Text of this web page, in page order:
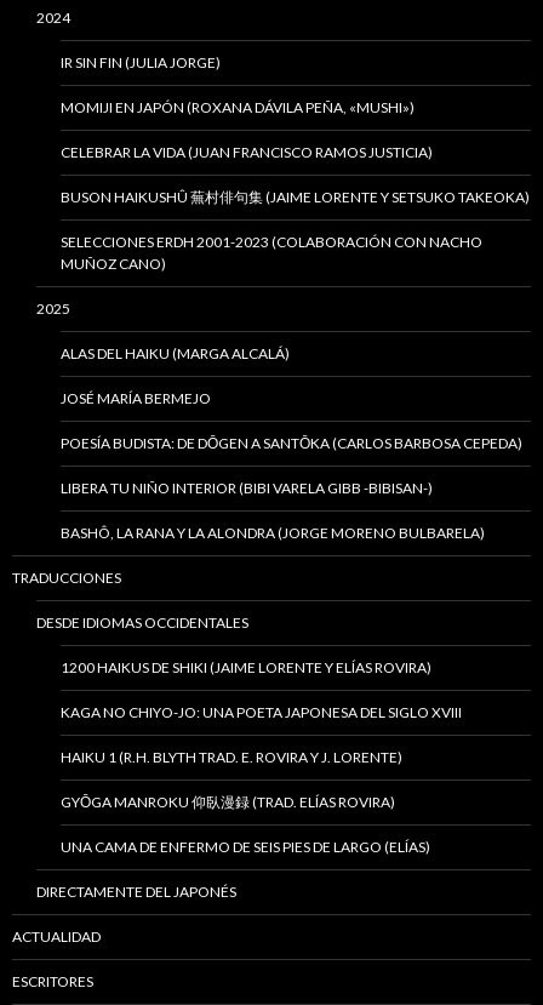
2024
IR SIN FIN (JULIA JORGE)
MOMIJI EN JAPÓN (ROXANA DÁVILA PEÑA, «MUSHI»)
CELEBRAR LA VIDA (JUAN FRANCISCO RAMOS JUSTICIA)
BUSON HAIKUSHÛ 蕪村俳句集 (JAIME LORENTE Y SETSUKO TAKEOKA)
SELECCIONES ERDH 2001-2023 (COLABORACIÓN CON NACHO
MUÑOZ CANO)
2025
ALAS DEL HAIKU (MARGA ALCALÁ)
JOSÉ MARÍA BERMEJO
POESÍA BUDISTA: DE DŌGEN A SANTŌKA (CARLOS BARBOSA CEPEDA)
LIBERA TU NIÑO INTERIOR (BIBI VARELA GIBB -BIBISAN-)
BASHÔ, LA RANA Y LA ALONDRA (JORGE MORENO BULBARELA)
TRADUCCIONES
DESDE IDIOMAS OCCIDENTALES
1200 HAIKUS DE SHIKI (JAIME LORENTE Y ELÍAS ROVIRA)
KAGA NO CHIYO-JO: UNA POETA JAPONESA DEL SIGLO XVIII
HAIKU 1 (R.H. BLYTH TRAD. E. ROVIRA Y J. LORENTE)
GYŌGA MANROKU 仰臥漫録 (TRAD. ELÍAS ROVIRA)
UNA CAMA DE ENFERMO DE SEIS PIES DE LARGO (ELÍAS)
DIRECTAMENTE DEL JAPONÉS
ACTUALIDAD
ESCRITORES